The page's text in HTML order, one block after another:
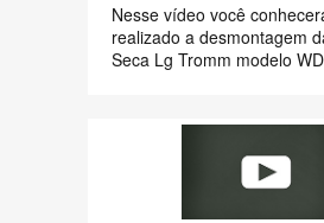
Nesse vídeo você
realizado a desmontagem
Seca Lg Tromm modelo